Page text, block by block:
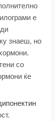
е
знаеш, но
со
ќе